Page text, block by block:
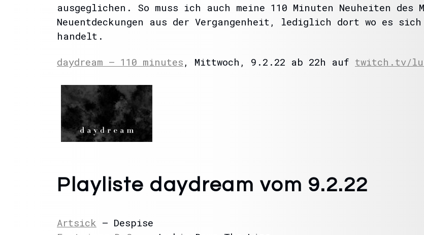
ausgeglichen. So muss ich auch meine 110 Minuten Neuheiten des
Neuentdeckungen aus der Vergangenheit, lediglich dort wo es
handelt.
daydream – 110 minutes , Mittwoch, 9.2.22 ab 22h auf twitch.tv/
Playliste daydream vom 9.2.22
Artsick – Despise